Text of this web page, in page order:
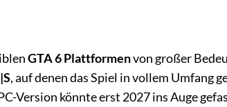
GTA 6 Plattformenvon großer
, auf denen das Spiel in vollem Umfang
Version könnte erst 2027 ins Auge